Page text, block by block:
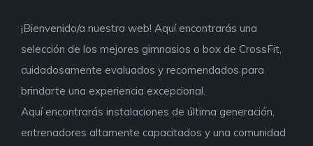
¡Bienvenido/a nuestra web! Aquí encontrarás una
selección de los mejores gimnasios o box de CrossFit,
cuidadosamente evaluados y recomendados para
brindarte una experiencia excepcional.
Aquí encontrarás instalaciones de última generación,
entrenadores altamente capacitados y una comunidad